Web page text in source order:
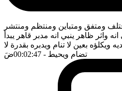
ومتفق ومتباين ومنتظم ومنتشر
واثر ظاهر ينبي انه مدبر قاهر يبدأ
ويكلؤه بعين لا تنام ويدبره بقدرة لا
تضام ويحيط - 00:02:47 ضَ